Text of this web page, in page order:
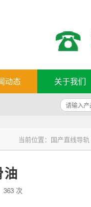
动态 关于我们
当前位置： 国产直线导轨
363 次